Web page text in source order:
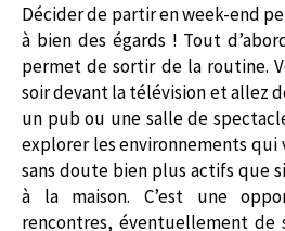
Décider de partir en week-end
à bien des égards ! Tout
permet de sortir de la routine.
soir devant la télévision et allez
un pub ou une salle de
explorer les environnements
sans doute bien plus actifs que
à la maison. C’est une
rencontres, éventuellement de